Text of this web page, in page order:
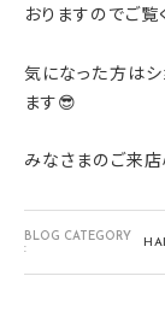
おりますのでご覧
気になった方はシ
ます😎
みなさまのご来店
BLOG CATEGORY
: